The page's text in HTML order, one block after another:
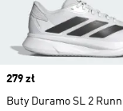
Price
279 zł
Buty Duramo SL 2